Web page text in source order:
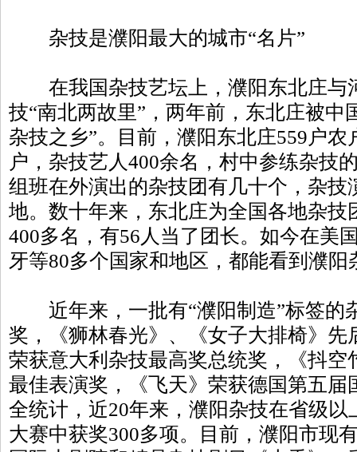
杂技是濮阳最大的城市“名片”
在我国杂技艺坛上，濮阳东北庄与
技“南北两故里”，两年前，东北庄被中
杂技之乡”。目前，濮阳东北庄559户农
户，杂技艺人400余名，村中参练杂技
组班在外演出的杂技团有几十个，杂技
地。数十年来，东北庄为全国各地杂技
400多名，有56人当了团长。如今在美
牙等80多个国家和地区，都能看到濮阳
近年来，一批有“濮阳制造”标签的
奖，《狮林春光》、《女子大排椅》先
荣获意大利杂技最高奖总统奖，《抖空
最佳表演奖，《飞天》荣获德国第五届
全统计，近20年来，濮阳杂技在省级
大赛中获奖300多项。目前，濮阳市现